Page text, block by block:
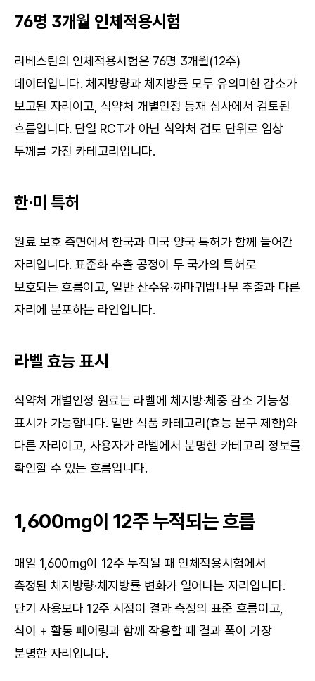
76명 3개월 인체적용시험
리베스틴의 인체적용시험은 76명 3개월(12주)
데이터입니다. 체지방량과 체지방률 모두 유의미한 감소가
보고된 자리이고, 식약처 개별인정 등재 심사에서 검토된
흐름입니다. 단일 RCT가 아닌 식약처 검토 단위로 임상
두께를 가진 카테고리입니다.
한·미 특허
원료 보호 측면에서 한국과 미국 양국 특허가 함께 들어간
자리입니다. 표준화 추출 공정이 두 국가의 특허로
보호되는 흐름이고, 일반 산수유·까마귀밥나무 추출과 다른
자리에 분포하는 라인입니다.
라벨 효능 표시
식약처 개별인정 원료는 라벨에 체지방·체중 감소 기능성
표시가 가능합니다. 일반 식품 카테고리(효능 문구 제한)와
다른 자리이고, 사용자가 라벨에서 분명한 카테고리 정보를
확인할 수 있는 흐름입니다.
1,600mg이 12주 누적되는 흐름
매일 1,600mg이 12주 누적될 때 인체적용시험에서
측정된 체지방량·체지방률 변화가 일어나는 자리입니다.
단기 사용보다 12주 시점이 결과 측정의 표준 흐름이고,
식이 + 활동 페어링과 함께 작용할 때 결과 폭이 가장
분명한 자리입니다.